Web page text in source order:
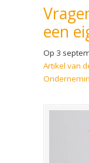
een
Op 3
Artikel van